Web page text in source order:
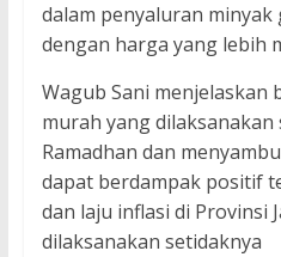
dalam penyaluran minyak
dengan harga yang lebih
Wagub Sani menjelaskan
murah yang dilaksanakan
Ramadhan dan
dapat berdampak positif
dan laju inflasi di Provinsi
dilaksanakan setidaknya